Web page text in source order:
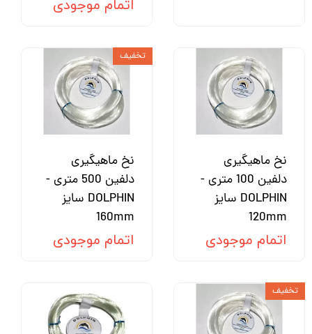
اتمام موجودی
نخ ماهیگیری
دلفین 100 متری -
DOLPHIN سایز
120mm
اتمام موجودی
نخ ماهیگیری
دلفین 500 متری -
DOLPHIN سایز
160mm
اتمام موجودی
تخفیف
تخفیف